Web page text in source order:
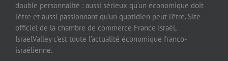
double personnalité : aussi sérieux qu’un économique doit
l’être et aussi passionnant qu’un quotidien peut l’être. Site
officiel de la chambre de commerce France Israël,
IsraelValley c’est toute l’actualité économique franco-
israélienne.